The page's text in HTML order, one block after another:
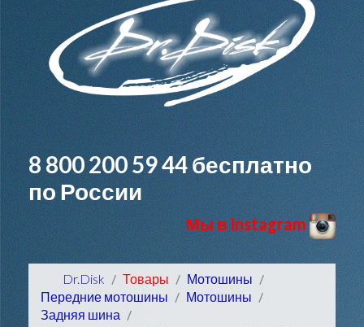
8 800 200 59 44бесплатно
по России
Мы в Instagram
Dr.Disk Товары
Мотошины
Передние мотошины
Мотошины
Задняя шина